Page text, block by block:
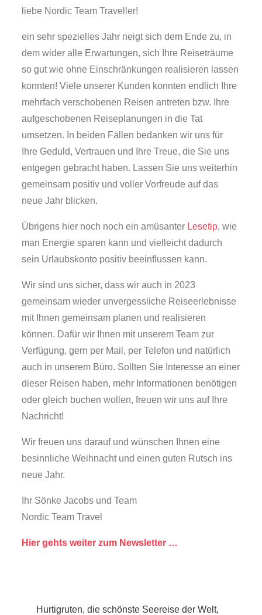
liebe Nordic Team Traveller!
ein sehr spezielles Jahr neigt sich dem Ende zu, in
dem wider alle Erwartungen, sich Ihre Reiseträume
so gut wie ohne Einschränkungen realisieren lassen
konnten! Viele unserer Kunden konnten endlich Ihre
mehrfach verschobenen Reisen antreten bzw. Ihre
aufgeschobenen Reiseplanungen in die Tat
umsetzen. In beiden Fällen bedanken wir uns für
Ihre Geduld, Vertrauen und Ihre Treue, die Sie uns
entgegen gebracht haben. Lassen Sie uns weiterhin
gemeinsam positiv und voller Vorfreude auf das
neue Jahr blicken.
Übrigens hier noch noch ein amüsanter Lesetip, wie
man Energie sparen kann und vielleicht dadurch
sein Urlaubskonto positiv beeinflussen kann.
Wir sind uns sicher, dass wir auch in 2023
gemeinsam wieder unvergessliche Reiseerlebnisse
mit Ihnen gemeinsam planen und realisieren
können. Dafür wir Ihnen mit unserem Team zur
Verfügung, gern per Mail, per Telefon und natürlich
auch in unserem Büro. Sollten Sie Interesse an einer
dieser Reisen haben, mehr Informationen benötigen
oder gleich buchen wollen, freuen wir uns auf Ihre
Nachricht!
Wir freuen uns darauf und wünschen Ihnen eine
besinnliche Weihnacht und einen guten Rutsch ins
neue Jahr.
Ihr Sönke Jacobs und Team
Nordic Team Travel
Hier gehts weiter zum Newsletter …
Hurtigruten, die schönste Seereise der Welt,